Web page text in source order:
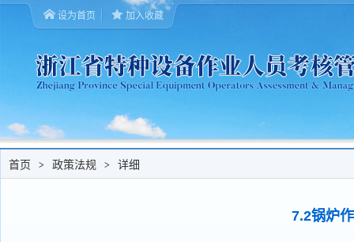
设为首页 加入收藏
首页 > 政策法规 > 详细
7.2锅炉